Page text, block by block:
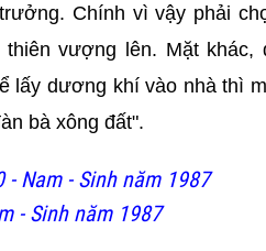
Chính vì vậy phải
vượng lên. Mặt khác,
lấy dương khí vào nhà thì
bà xông đất".
Nam - Sinh năm 1987
- Sinh năm 1987